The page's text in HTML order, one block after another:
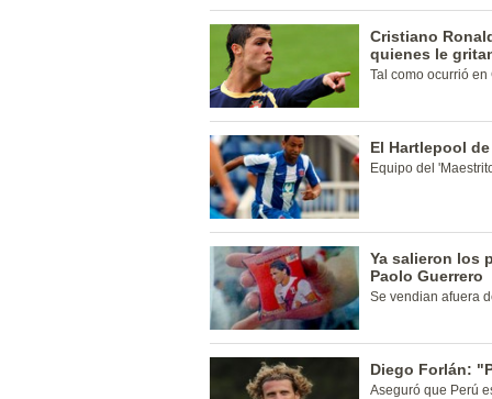
Cristiano
quienes le
Tal como ocurrió en
El Hartlepool
Equipo del
Ya salieron los
Paolo Guerrero
Se vendian afuera
Diego Forlán:
Aseguró que Perú